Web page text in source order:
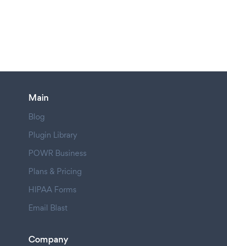
Main
Blog
Plugin Library
POWR Business
Plans & Pricing
HIPAA Forms
Email Blast
Company